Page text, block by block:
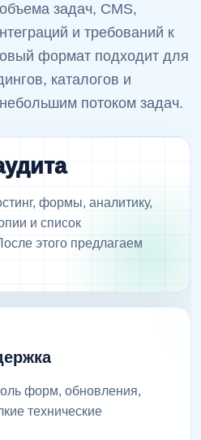
задач, CMS,
и требований к
формат подходит для
каталогов и
потоком задач.
формы, аналитику,
и список
этого предлагаем
форм, обновления,
технические